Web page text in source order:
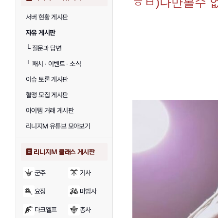
서버 현황 게시판
자유 게시판
└질문과 답변
└패치 · 이벤트 · 소식
이슈 토론 게시판
혈맹 모집 게시판
아이템 거래 게시판
리니지M 유튜브 모아보기
리니지M 클래스 게시판
군주 기사
요정 마법사
다크엘프 총사